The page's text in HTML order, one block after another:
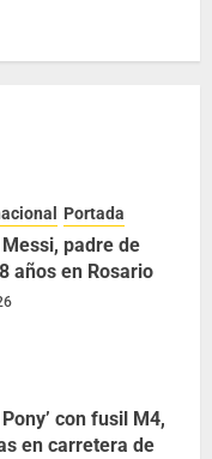
Portada
padre de
años en Rosario
Pony’ con fusil M4,
en carretera de